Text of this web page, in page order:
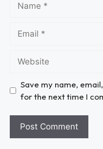
Save my name,
for the next time I